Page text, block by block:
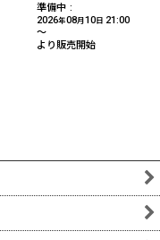
準備中 :
2026年08月10日 21:00
～
より販売開始